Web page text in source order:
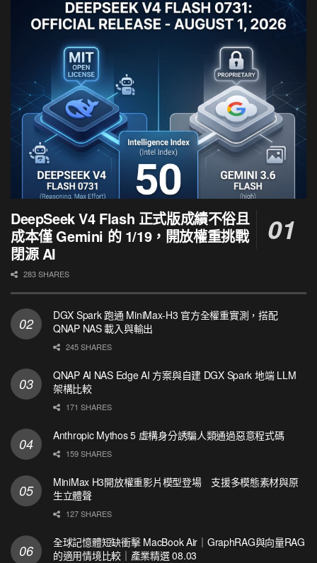
DeepSeek V4 Flash 正式版成績不俗且
成本僅 Gemini 的 1/19，開放權重挑戰
閉源 AI
283 SHARES
DGX Spark 跑通 MiniMax-H3 官方全權重實測，搭配
QNAP NAS 載入與輸出
245 SHARES
QNAP AI NAS Edge AI 方案與自建 DGX Spark 地端 LLM
架構比較
171 SHARES
Anthropic Mythos 5 虛構身分誘騙人類通過惡意程式碼
159 SHARES
MiniMax H3開放權重影片模型登場 支援多模態素材與原
生立體聲
127 SHARES
全球記憶體短缺衝擊 MacBook Air｜GraphRAG與向量RAG
的適用情境比較｜產業精選 08.03